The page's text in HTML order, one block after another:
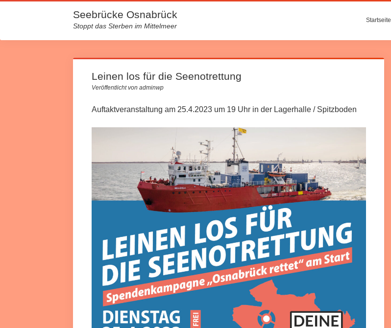
Seebrücke Osnabrück
Stoppt das Sterben im Mittelmeer
Startseite
Leinen los für die Seenotrettung
Veröffentlicht von adminwp
Auftaktveranstaltung am 25.4.2023 um 19 Uhr in der Lagerhalle / Spitzboden